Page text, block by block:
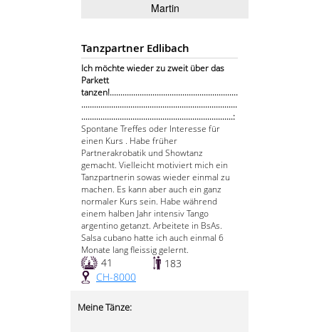
Martin
Tanzpartner Edlibach
Ich möchte wieder zu zweit über das
Parkett
tanzen!............................................................
.........................................................................
.......................................................................:
Spontane Treffes oder Interesse für
einen Kurs . Habe früher
Partnerakrobatik und Showtanz
gemacht. Vielleicht motiviert mich ein
Tanzpartnerin sowas wieder einmal zu
machen. Es kann aber auch ein ganz
normaler Kurs sein. Habe während
einem halben Jahr intensiv Tango
argentino getanzt. Arbeitete in BsAs.
Salsa cubano hatte ich auch einmal 6
Monate lang fleissig gelernt.
41
183
CH-8000
Meine Tänze: